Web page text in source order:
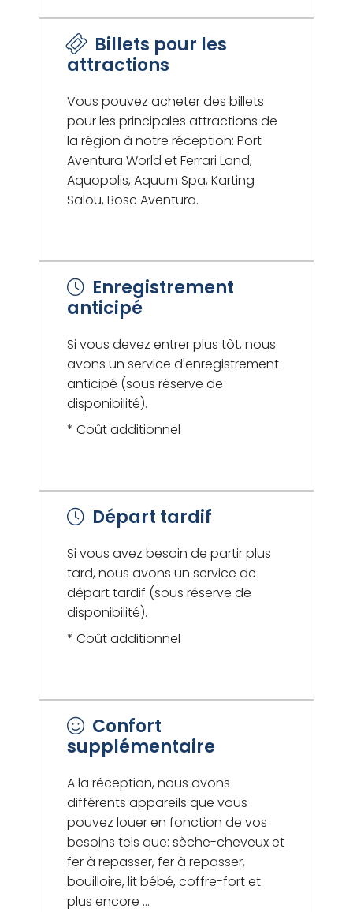
Billets pour les
attractions
Vous pouvez acheter des billets
pour les principales attractions de
la région à notre réception: Port
Aventura World et Ferrari Land,
Aquopolis, Aquum Spa, Karting
Salou, Bosc Aventura.
Enregistrement
anticipé
Si vous devez entrer plus tôt, nous
avons un service d'enregistrement
anticipé (sous réserve de
disponibilité).
* Coût additionnel
Départ tardif
Si vous avez besoin de partir plus
tard, nous avons un service de
départ tardif (sous réserve de
disponibilité).
* Coût additionnel
Confort
supplémentaire
A la réception, nous avons
différents appareils que vous
pouvez louer en fonction de vos
besoins tels que: sèche-cheveux et
fer à repasser, fer à repasser,
bouilloire, lit bébé, coffre-fort et
plus encore ...